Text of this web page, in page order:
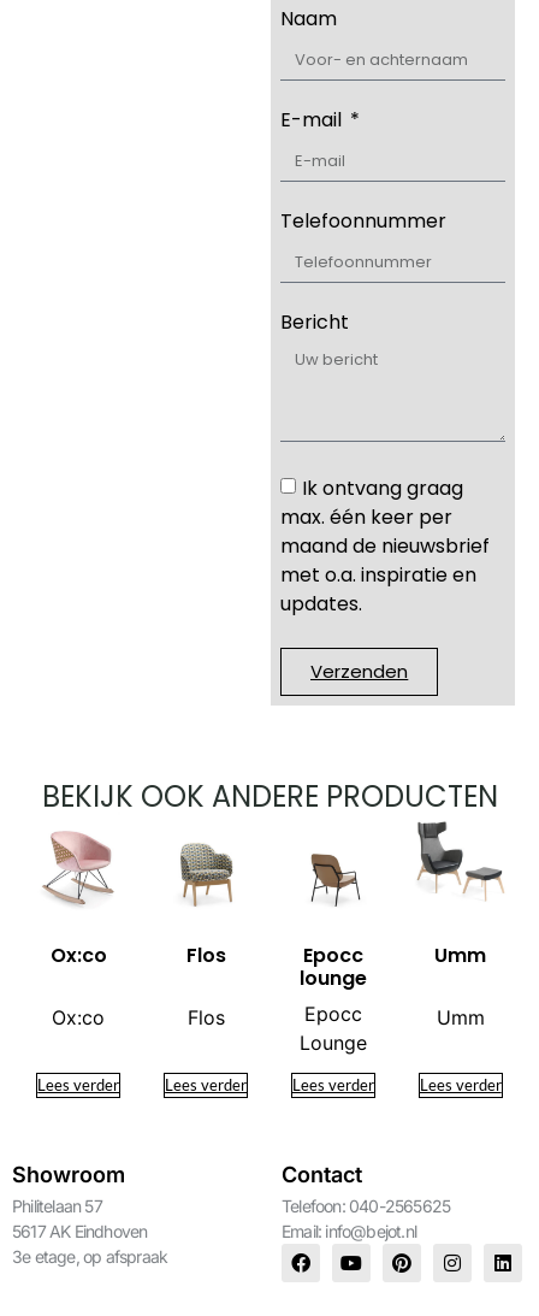
Naam
E-mail
Telefoonnummer
Bericht
Ik ontvang graag
max. één keer per
maand de nieuwsbrief
met o.a. inspiratie en
updates.
Verzenden
BEKIJK OOK ANDERE PRODUCTEN
Ox:co
Ox:co
Lees verder
Flos
Flos
Lees verder
Epocc
lounge
Epocc
Lounge
Lees verder
Umm
Umm
Lees verder
Showroom
Philitelaan 57
5617 AK Eindhoven
3e etage, op afspraak
Contact
Telefoon: 040-2565625
Email: info@bejot.nl